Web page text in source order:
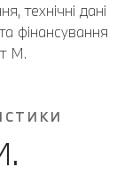
технічні дані
фінансування
M.